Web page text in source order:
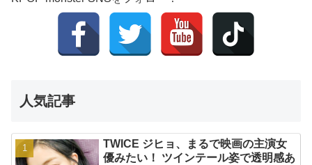
人気記事
TWICE ジヒョ、まるで映画の主演女
優みたい！ ツインテール姿で透明感あ